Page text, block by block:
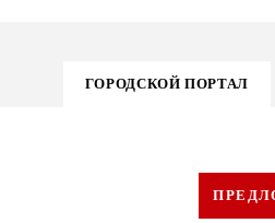
ГОРОДСКОЙ ПОРТАЛ